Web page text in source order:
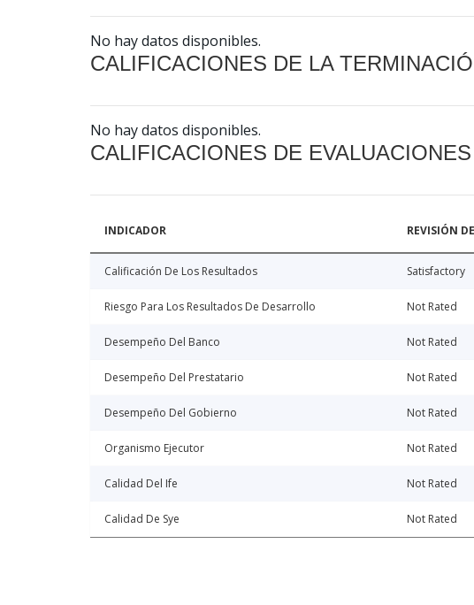
No hay datos disponibles.
CALIFICACIONES DE LA
No hay datos disponibles.
CALIFICACIONES DE
INDICADOR REVISIÓN
Calificación De Los Resultados Satisfactory
Riesgo Para Los Resultados De Desarrollo Not Rated
Desempeño Del Banco Not Rated
Desempeño Del Prestatario Not Rated
Desempeño Del Gobierno Not Rated
Organismo Ejecutor Not Rated
Calidad Del Ife Not Rated
Calidad De Sye Not Rated